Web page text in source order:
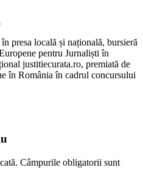
presa locală și națională, bursieră
pentru Jurnaliști în
justitiecurata.ro, premiată de
în România în cadrul concursului
Câmpurile obligatorii sunt